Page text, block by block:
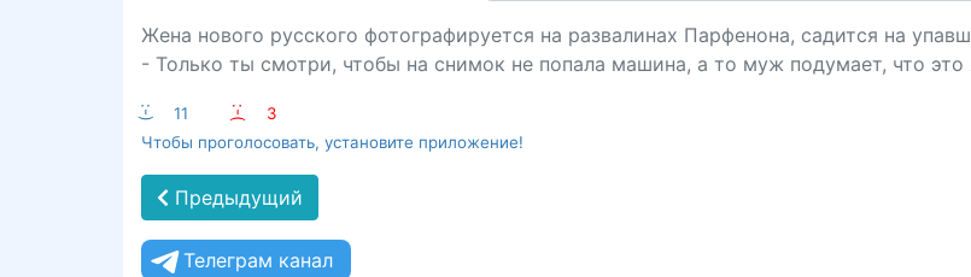
Жена нового русского фотографируется на развалинах Парфенона, садится на
- Только ты смотри, чтобы на снимок не попала машина, а то муж подумает, что это
:-) 11 :-(
3
Чтобы проголосовать, установите приложение!
Предыдущий
Телеграм канал